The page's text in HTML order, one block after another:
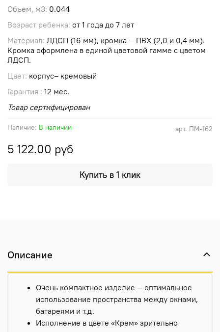
арт. ПМ-162
Наличие: В наличии
5 122.00 руб
Купить в 1 клик
Объем, м3: 0.044
Возраст ребенка: от 1 года до 7 лет
Материал: ЛДСП (16 мм), кромка — ПВХ (2,0 и 0,4 мм).
Кромка оформлена в единой цветовой гамме с цветом
ЛДСП.
Цвет: корпус– кремовый
Гарантия : 12 мес.
Товар сертифицирован
Описание
Очень компактное изделие — оптимальное
использование пространства между окнами,
батареями и т.д.
Исполнение в цвете «Крем» зрительно